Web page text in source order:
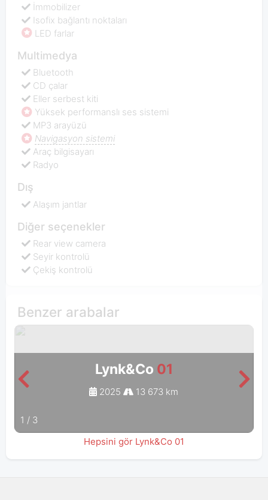
İmmobilizer
Isofix bağlantı noktaları
LED farlar
Multimedya
Bluetooth
CD çalar
Eller serbest kiti
Yüksek performanslı ses sistemi
MP3 arayüzü
Navigasyon sistemi
Araç bilgisayarı
Radyo
Dış
Alaşım jantlar
Diğer seçenekler
Rear view camera
Seyir kontrolü
Çekiş kontrolü
Benzer arabalar
Lynk&Co 01
2025 13 673 km
1 / 3
Hepsini gör Lynk&Co 01